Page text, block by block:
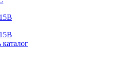
каталог